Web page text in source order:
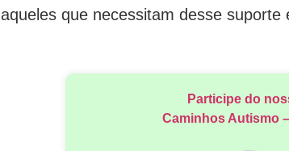
aqueles que necessitam desse suporte
Participe do
Caminhos Autismo